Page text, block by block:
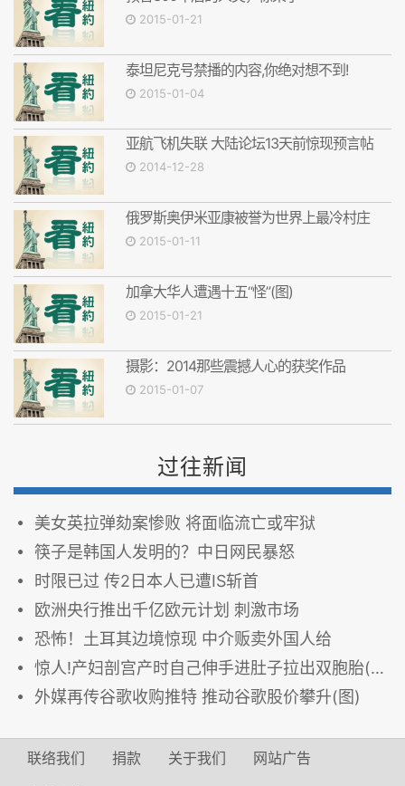
2015-01-21
泰坦尼克号禁播的内容,你绝对想不到!
2015-01-04
亚航飞机失联 大陆论坛13天前惊现预言帖
2014-12-28
俄罗斯奥伊米亚康被誉为世界上最冷村庄
2015-01-11
加拿大华人遭遇十五“怪”(图)
2015-01-21
摄影：2014那些震撼人心的获奖作品
2015-01-07
过往新闻
美女英拉弹劾案惨败 将面临流亡或牢狱
筷子是韩国人发明的？中日网民暴怒
时限已过 传2日本人已遭IS斩首
欧洲央行推出千亿欧元计划 刺激市场
恐怖！土耳其边境惊现 中介贩卖外国人给
惊人!产妇剖宫产时自己伸手进肚子拉出双胞胎(图)
外媒再传谷歌收购推特 推动谷歌股价攀升(图)
联络我们 捐款 关于我们 网站广告